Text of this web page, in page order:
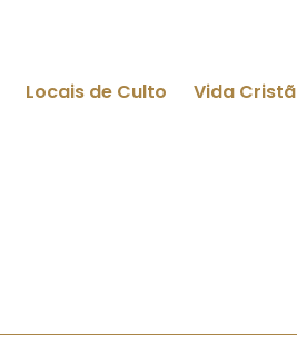
Locais de Culto Vida Cristã